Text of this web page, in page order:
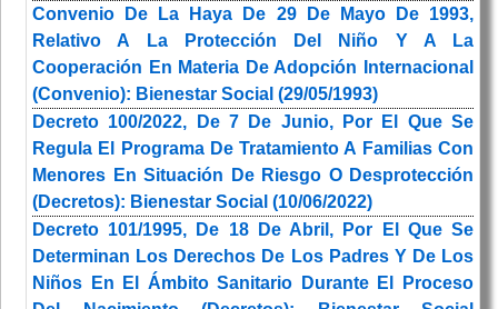
Convenio De La Haya De 29 De Mayo De 1993,
Relativo A La Protección Del Niño Y A La
Cooperación En Materia De Adopción Internacional
(Convenio): Bienestar Social (29/05/1993)
Decreto 100/2022, De 7 De Junio, Por El Que Se
Regula El Programa De Tratamiento A Familias Con
Menores En Situación De Riesgo O Desprotección
(Decretos): Bienestar Social (10/06/2022)
Decreto 101/1995, De 18 De Abril, Por El Que Se
Determinan Los Derechos De Los Padres Y De Los
Niños En El Ámbito Sanitario Durante El Proceso